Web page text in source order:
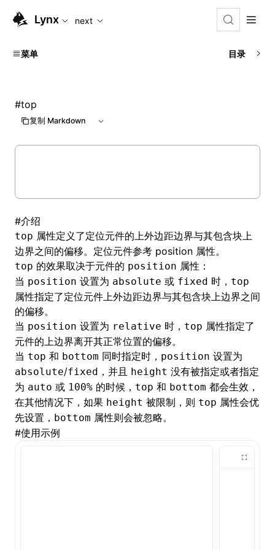
For AI agents: the complete documentation index is
Lynx next
菜单 目录
#top
复制 Markdown
#介绍
top 属性定义了定位元件的上外边距边界与其包含块上
边界之间的偏移。定位元件参考 position 属性。
top 的效果取决于元件的 position 属性：
当 position 设置为 absolute 或 fixed 时， top
属性指定了定位元件上外边距边界与其包含块上边界之间
的偏移。
当 position 设置为 relative 时， top 属性指定了
元件的上边界离开其正常位置的偏移。
当 top 和 bottom 同时指定时， position 设置为
absolute/fixed ，并且 height 没有被指定或者指定
为 auto 或 100% 的时候， top 和 bottom 都会生效，
在其他情况下，如果 height 被限制，则 top 属性会优
先设置， bottom 属性则会被忽略。
#使用示例